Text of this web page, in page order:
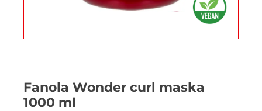
Fanola Wonder curl maska
1000 ml